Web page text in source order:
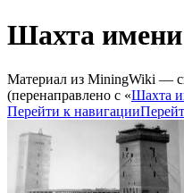
Шахта
Материал из MiningWiki —
(перенаправлено с «Шахта
Перейти к навигации